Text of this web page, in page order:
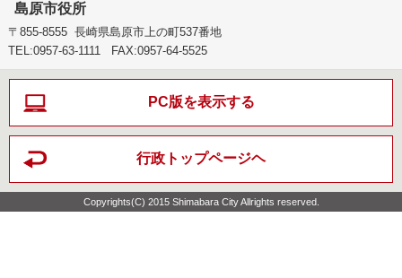
島原市役所
〒855-8555 長崎県島原市上の町537番地
TEL:0957-63-1111 FAX:0957-64-5525
PC版を表示する
行政トップページヘ
Copyrights(C) 2015 Shimabara City Allrights reserved.